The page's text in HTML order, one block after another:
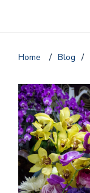
Home / Blog /